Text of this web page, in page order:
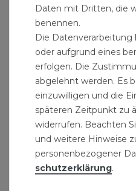
Daten mit Dritten, die
benennen.
Die
oder aufgrund eines
erfolgen. Die
abgelehnt werden. Es
einzuwilligen und die
späteren Zeitpunkt zu
widerrufen. Beachten
und weitere Hinweise
personenbezogener
schutz­erklärung.